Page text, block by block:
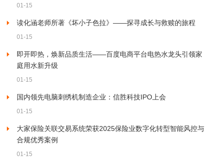
01-15
读化涵老师所著《坏小子色拉》——探寻成长与救赎的旅程
01-15
即开即热，焕新品质生活——百度电商平台电热水龙头引领家
庭用水新升级
01-15
国内领先电脑刺绣机制造企业：信胜科技IPO上会
01-15
大家保险关联交易系统荣获2025保险业数字化转型智能风控与
合规优秀案例
01-15